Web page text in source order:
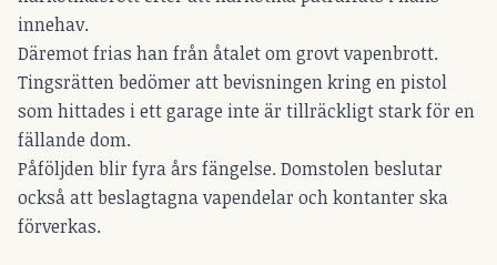
innehav.
Däremot frias han från åtalet om grovt vapenbrott.
Tingsrätten bedömer att bevisningen kring en pistol
som hittades i ett garage inte är tillräckligt stark för en
fällande dom.
Påföljden blir fyra års fängelse. Domstolen beslutar
också att beslagtagna vapendelar och kontanter ska
förverkas.